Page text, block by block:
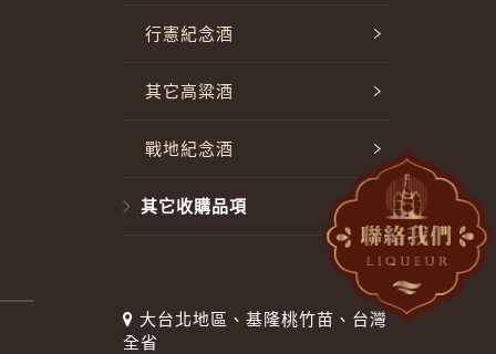
行憲紀念酒
其它高粱酒
戰地紀念酒
其它收購品項
大台北地區、基隆桃竹苗、台灣
全省